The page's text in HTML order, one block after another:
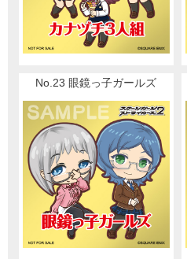
No.23 眼鏡っ子ガールズ